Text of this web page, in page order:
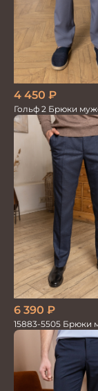
4 450 ₽
Гольф 2 Брюки
6 390 ₽
15883-5505 Брюки